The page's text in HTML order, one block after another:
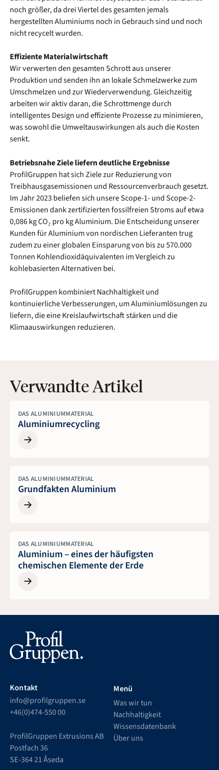
noch größer, da drei Viertel des gesamten jemals
hergestellten Aluminiums noch in Gebrauch sind und noch
nicht recycelt wurden.
Effiziente Materialwirtschaft
Wir verwerten den gesamten Schrott aus unserer
Produktion und senden ihn an lokale Schmelzwerke zum
Umschmelzen und zur Wiederverwendung. Gleichzeitig
arbeiten wir aktiv daran, die Schrottmenge durch
intelligentes Design und effiziente Prozesse zu minimieren,
was sowohl die Umweltauswirkungen als auch die Kosten
senkt.
Betriebsnahe Ziele liefern deutliche Ergebnisse
ProfilGruppen hat sich Ziele zur Reduzierung von
Treibhausgasemissionen und Ressourcenverbrauch gesetzt.
Im Jahr 2023 beliefen sich unsere Scope-1- und Scope-2-
Emissionen dank zertifizierten fossilfreien Stroms auf etwa
0,086 kg CO₂ pro kg Aluminium. Die Entscheidung unserer
Kunden für Aluminium von nordischen Lieferanten trug
zudem zu einer globalen Einsparung von bis zu 570.000
Tonnen Kohlendioxidäquivalenten im Vergleich zu
kohlebasierten Alternativen bei.
ProfilGruppen kombiniert Nachhaltigkeit und
kontinuierliche Verbesserungen, um Aluminiumlösungen zu
liefern, die eine Kreislaufwirtschaft stärken und die
Klimaauswirkungen reduzieren.
Verwandte Artikel
DAS ALUMINIUMMATERIAL
Aluminiumrecycling
DAS ALUMINIUMMATERIAL
Grundfakten Aluminium
DAS ALUMINIUMMATERIAL
Aluminium – eines der häufigsten
chemischen Elemente der Erde
Kontakt
info@profilgruppen.se
+46(0)474-550 00
ProfilGruppen Extrusions AB
Postfach 36
SE-364 21 Åseda
Menü
Was wir tun
Nachhaltigkeit
Wissensdatenbank
Über uns